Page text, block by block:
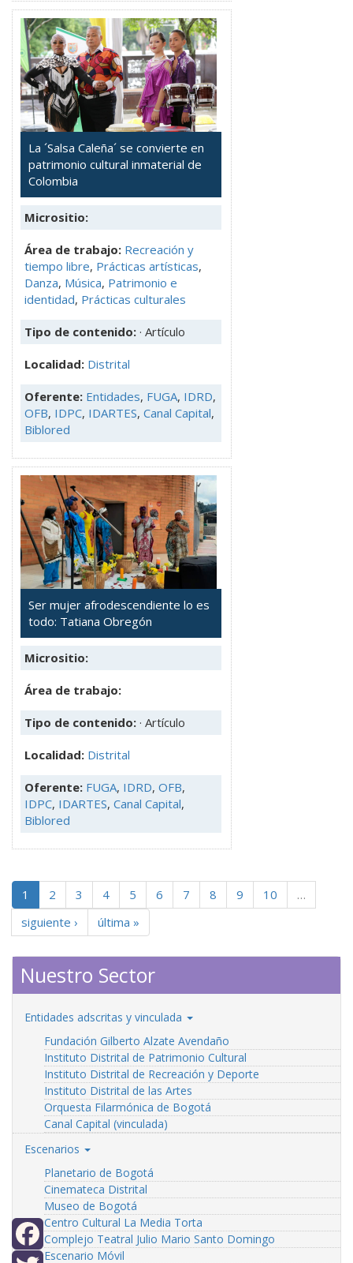
La ´Salsa Caleña´ se convierte en
patrimonio cultural inmaterial de
Colombia
Micrositio:
Área de trabajo: Recreación y
tiempo libre, Prácticas artísticas,
Danza, Música, Patrimonio e
identidad, Prácticas culturales
Tipo de contenido: · Artículo
Localidad: Distrital
Oferente: Entidades, FUGA, IDRD,
OFB, IDPC, IDARTES, Canal Capital,
Biblored
Ser mujer afrodescendiente lo es
todo: Tatiana Obregón
Micrositio:
Área de trabajo:
Tipo de contenido: · Artículo
Localidad: Distrital
Oferente: FUGA, IDRD, OFB,
IDPC, IDARTES, Canal Capital,
Biblored
1 2 3 4 5 6 7 8 9 10
…
siguiente ›
última »
Nuestro Sector
Entidades adscritas y vinculada
Fundación Gilberto Alzate Avendaño
Instituto Distrital de Patrimonio Cultural
Instituto Distrital de Recreación y Deporte
Instituto Distrital de las Artes
Orquesta Filarmónica de Bogotá
Canal Capital (vinculada)
Escenarios
Planetario de Bogotá
Cinemateca Distrital
Museo de Bogotá
Centro Cultural La Media Torta
Complejo Teatral Julio Mario Santo Domingo
Escenario Móvil